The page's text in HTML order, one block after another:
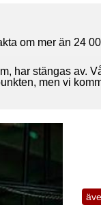
om mer än 24
har stängas av.
men vi